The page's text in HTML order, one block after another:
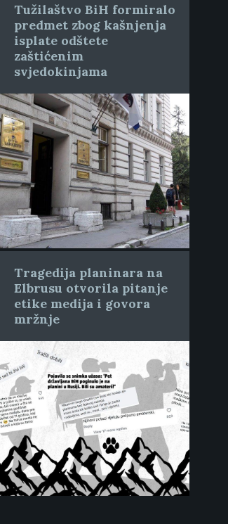
Tužilaštvo BiH formiralo
predmet zbog kašnjenja
isplate odštete
zaštićenim
svjedokinjama
Tragedija planinara na
Elbrusu otvorila pitanje
etike medija i govora
mržnje